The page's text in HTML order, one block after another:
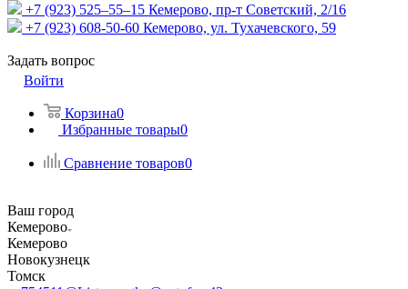
+7 (923) 525–55–15 Кемерово, пр-т Советский, 2/16
+7 (923) 608-50-60 Кемерово, ул. Тухачевского, 59
Задать вопрос
Войти
Корзина0
Избранные товары0
Сравнение товаров0
Ваш город
Кемерово
Кемерово
Новокузнецк
Томск